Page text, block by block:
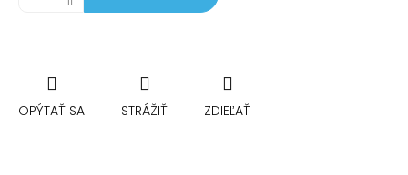
OPÝTAŤ SA STRÁŽIŤ ZDIEĽAŤ